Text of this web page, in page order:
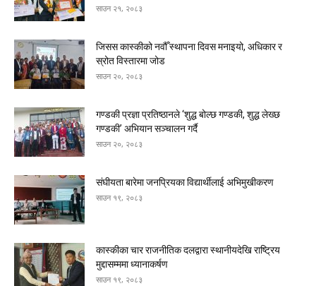
साउन २१, २०८३
जिसस कास्कीको नवौँ स्थापना दिवस मनाइयो, अधिकार र
स्रोत विस्तारमा जोड
साउन २०, २०८३
गण्डकी प्रज्ञा प्रतिष्ठानले ‘शुद्ध बोल्छ गण्डकी, शुद्ध लेख्छ
गण्डकी’ अभियान सञ्चालन गर्दै
साउन २०, २०८३
संघीयता बारेमा जनप्रियका विद्यार्थीलाई अभिमुखीकरण
साउन १९, २०८३
कास्कीका चार राजनीतिक दलद्वारा स्थानीयदेखि राष्ट्रिय
मुद्दासम्ममा ध्यानाकर्षण
साउन १९, २०८३